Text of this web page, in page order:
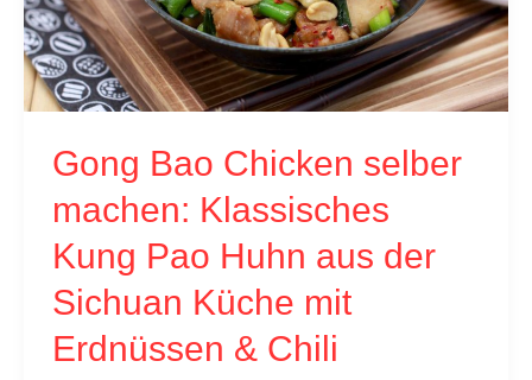
Anchovy
Dashima
Gong Bao Chicken selber
machen: Klassisches
Kung Pao Huhn aus der
Sichuan Küche mit
Erdnüssen & Chili